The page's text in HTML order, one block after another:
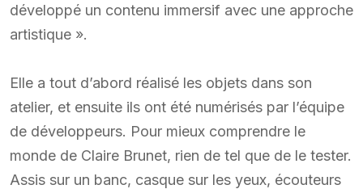
développé un contenu immersif avec une approche
artistique ».
Elle a tout d’abord réalisé les objets dans son
atelier, et ensuite ils ont été numérisés par l’équipe
de développeurs. Pour mieux comprendre le
monde de Claire Brunet, rien de tel que de le tester.
Assis sur un banc, casque sur les yeux, écouteurs